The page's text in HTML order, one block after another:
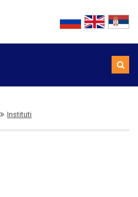
Instituti